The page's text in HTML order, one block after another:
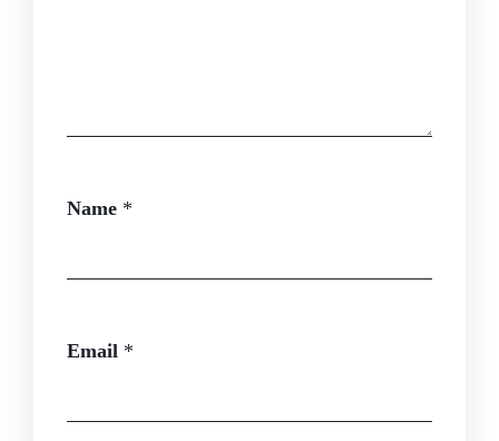
Name *
Email *